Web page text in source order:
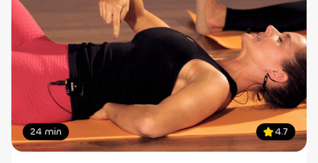
24 min 4.7